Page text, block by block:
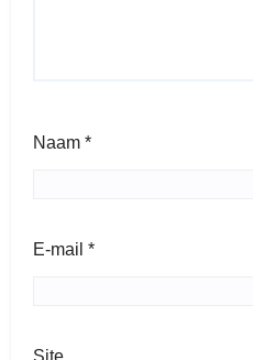
Naam *
E-mail *
Site